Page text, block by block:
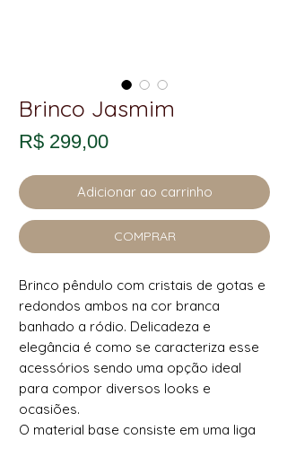
Brinco Jasmim
R$ 299,00Preço
Adicionar ao carrinho
COMPRAR
Brinco pêndulo com cristais de gotas e
redondos ambos na cor branca
banhado a ródio. Delicadeza e
elegância é como se caracteriza esse
acessórios sendo uma opção ideal
para compor diversos looks e
ocasiões.
O material base consiste em uma liga